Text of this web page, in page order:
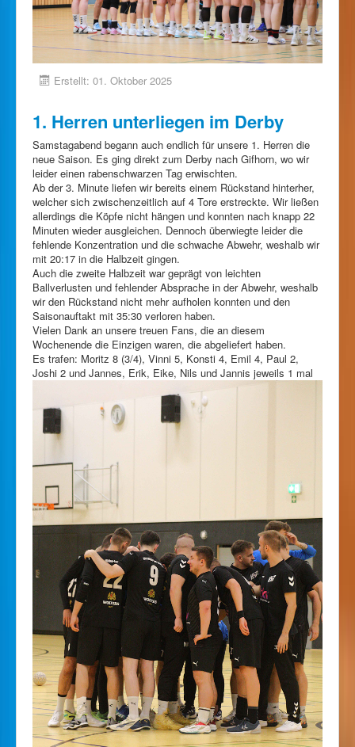
Erstellt: 01. Oktober 2025
1. Herren unterliegen im Derby
Samstagabend begann auch endlich für unsere 1. Herren die
neue Saison. Es ging direkt zum Derby nach Gifhorn, wo wir
leider einen rabenschwarzen Tag erwischten.
Ab der 3. Minute liefen wir bereits einem Rückstand hinterher,
welcher sich zwischenzeitlich auf 4 Tore erstreckte. Wir ließen
allerdings die Köpfe nicht hängen und konnten nach knapp 22
Minuten wieder ausgleichen. Dennoch überwiegte leider die
fehlende Konzentration und die schwache Abwehr, weshalb wir
mit 20:17 in die Halbzeit gingen.
Auch die zweite Halbzeit war geprägt von leichten
Ballverlusten und fehlender Absprache in der Abwehr, weshalb
wir den Rückstand nicht mehr aufholen konnten und den
Saisonauftakt mit 35:30 verloren haben.
Vielen Dank an unsere treuen Fans, die an diesem
Wochenende die Einzigen waren, die abgeliefert haben.
Es trafen: Moritz 8 (3/4), Vinni 5, Konsti 4, Emil 4, Paul 2,
Joshi 2 und Jannes, Erik, Eike, Nils und Jannis jeweils 1 mal